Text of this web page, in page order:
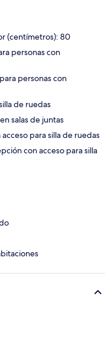
(centímetros): 80
personas con
personas con
de ruedas
salas de juntas
para silla de ruedas
con acceso para silla